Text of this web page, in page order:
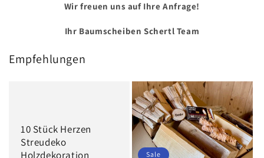
Wir freuen uns auf Ihre Anfrage!
Ihr Baumscheiben Schertl Team
Empfehlungen
10 Stück Herzen
Streudeko
Holzdekoration
Sale